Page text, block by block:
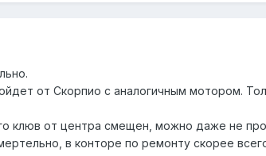
от Скорпио с аналогичным мотором.
клюв от центра смещен, можно даже не
в конторе по ремонту скорее